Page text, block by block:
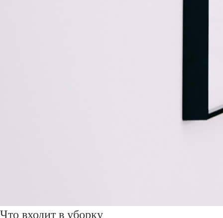
Что входит в уборку